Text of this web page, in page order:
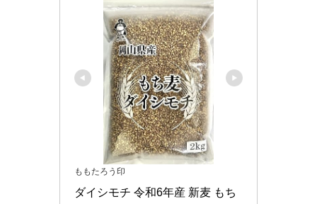
ももたろう印
ダイシモチ 令和6年産 新麦 もち